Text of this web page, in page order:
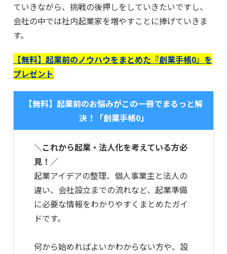
ていきながら、挑戦の後押しをしていきたいですし、
会社の中では社内起業家を増やすことに捧げていきま
す。
【無料】起業前のノウハウをまとめた『創業手帳0』を
プレゼント
【無料】起業前のお悩みがこの一冊でまるっと解
決！「創業手帳0」
＼これから起業・法人化を考えている方必
見！／
起業アイデアの整理、個人事業主と法人の
違い、会社設立までの流れなど、起業準備
に必要な情報をわかりやすくまとめたガイ
ドです。
何から始めればよいかわからない方や、設